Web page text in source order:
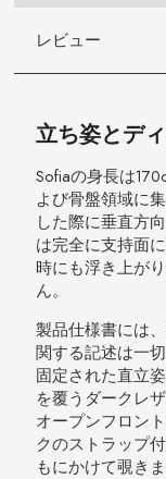
レビュー
立ち姿とデ
Sofiaの身長は
よび骨盤領域に
した際に垂直方
は完全に支持面
時にも浮き上が
ん。
製品仕様書には
関する記述は一
固定された直立
を覆うダークレ
オープンフロン
クのストラップ
もにかけて覗きま